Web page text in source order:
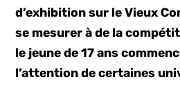
d’exhibition sur le Vieux
se mesurer à de la
le jeune de 17 ans
l’attention de certaines